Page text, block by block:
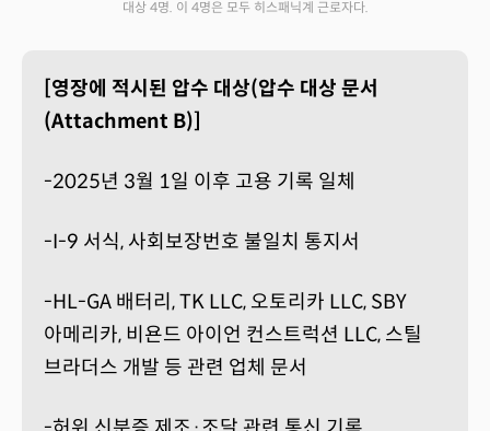
대상 4명. 이 4명은 모두 히스패닉계 근로자다.
[영장에 적시된 압수 대상(압수 대상 문서
(Attachment B)]
-2025년 3월 1일 이후 고용 기록 일체
-I-9 서식, 사회보장번호 불일치 통지서
-HL-GA 배터리, TK LLC, 오토리카 LLC, SBY
아메리카, 비욘드 아이언 컨스트럭션 LLC, 스틸
브라더스 개발 등 관련 업체 문서